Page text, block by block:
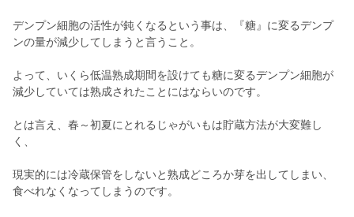
デンプン細胞の活性が鈍くなるという事は、『糖』に変るデンプ
ンの量が減少してしまうと言うこと。
よって、いくら低温熟成期間を設けても糖に変るデンプン細胞が
減少していては熟成されたことにはならいのです。
とは言え、春～初夏にとれるじゃがいもは貯蔵方法が大変難し
く、
現実的には冷蔵保管をしないと熟成どころか芽を出してしまい、
食べれなくなってしまうのです。